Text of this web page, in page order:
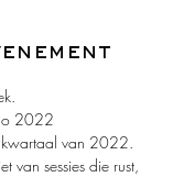
2022
kwartaal van 2022.
van sessies die rust,